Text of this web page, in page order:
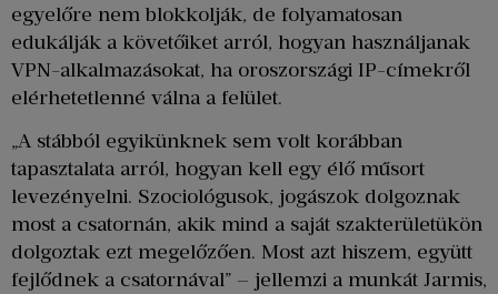
egyelőre nem blokkolják, de folyamatosan
edukálják a követőiket arról, hogyan használjanak
VPN-alkalmazásokat, ha oroszországi IP-címekről
elérhetetlenné válna a felület.
„A stábból egyikünknek sem volt korábban
tapasztalata arról, hogyan kell egy élő műsort
levezényelni. Szociológusok, jogászok dolgoznak
most a csatornán, akik mind a saját szakterületükön
dolgoztak ezt megelőzően. Most azt hiszem, együtt
fejlődnek a csatornával” – jellemzi a munkát Jarmis,